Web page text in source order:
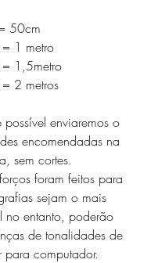
50cm
1 metro
1,5metro
2 metros
possível enviaremos o
encomendadas na
sem cortes.
foram feitos para
sejam o mais
no entanto, poderão
de tonalidades de
para computador.